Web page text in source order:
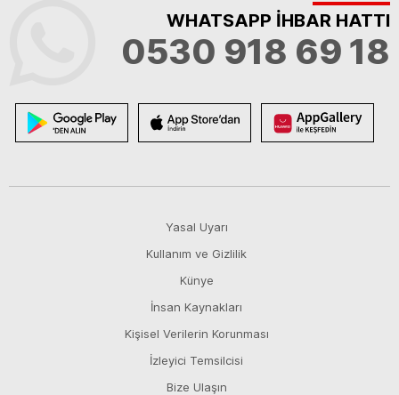
WHATSAPP İHBAR HATTI
0530 918 69 18
Yasal Uyarı
Kullanım ve Gizlilik
Künye
İnsan Kaynakları
Kişisel Verilerin Korunması
İzleyici Temsilcisi
Bize Ulaşın